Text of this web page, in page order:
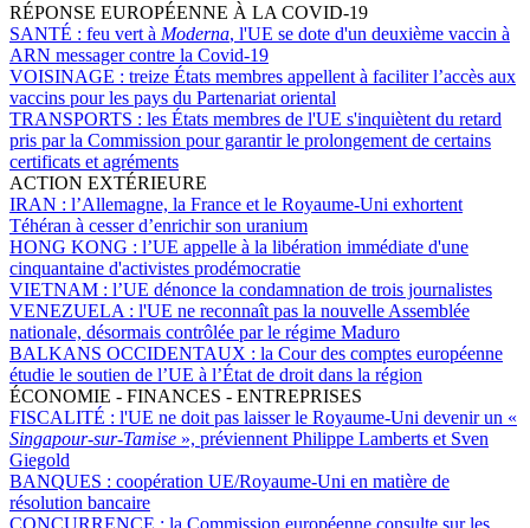
RÉPONSE EUROPÉENNE À LA COVID-19
SANTÉ : feu vert à Moderna, l'UE se dote d'un deuxième vaccin à
ARN messager contre la Covid-19
VOISINAGE : treize États membres appellent à faciliter l’accès aux
vaccins pour les pays du Partenariat oriental
TRANSPORTS : les États membres de l'UE s'inquiètent du retard
pris par la Commission pour garantir le prolongement de certains
certificats et agréments
ACTION EXTÉRIEURE
IRAN : l’Allemagne, la France et le Royaume-Uni exhortent
Téhéran à cesser d’enrichir son uranium
HONG KONG : l’UE appelle à la libération immédiate d'une
cinquantaine d'activistes prodémocratie
VIETNAM : l’UE dénonce la condamnation de trois journalistes
VENEZUELA : l'UE ne reconnaît pas la nouvelle Assemblée
nationale, désormais contrôlée par le régime Maduro
BALKANS OCCIDENTAUX : la Cour des comptes européenne
étudie le soutien de l’UE à l’État de droit dans la région
ÉCONOMIE - FINANCES - ENTREPRISES
FISCALITÉ : l'UE ne doit pas laisser le Royaume-Uni devenir un «
Singapour-sur-Tamise », préviennent Philippe Lamberts et Sven
Giegold
BANQUES : coopération UE/Royaume-Uni en matière de
résolution bancaire
CONCURRENCE : la Commission européenne consulte sur les